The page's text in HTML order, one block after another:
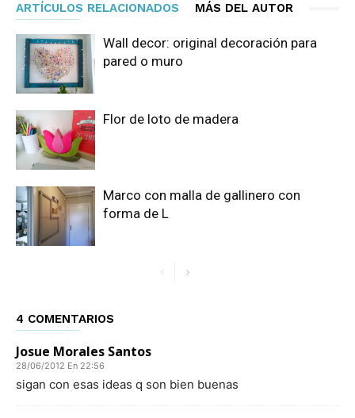
ARTÍCULOS RELACIONADOS MÁS DEL AUTOR
Wall decor: original decoración para
pared o muro
Flor de loto de madera
Marco con malla de gallinero con
forma de L
4 COMENTARIOS
Josue Morales Santos
28/06/2012 En 22:56
sigan con esas ideas q son bien buenas